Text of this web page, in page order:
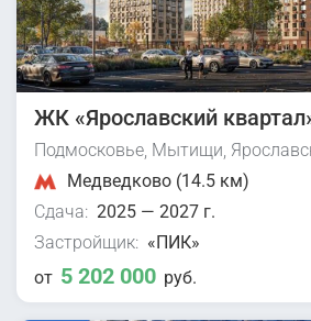
ЖК «Ярославский
Подмосковье, Мытищи,
Медведково (14.5 км)
Сдача: 2025 — 2027 г.
Застройщик: «ПИК»
от 5 202 000 руб.